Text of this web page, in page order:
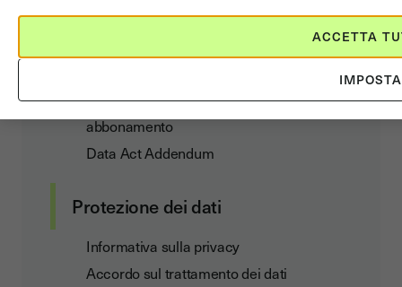
Contratto clienti
Condizioni generali di utilizzo e di
abbonamento
Data Act Addendum
Protezione dei dati
Informativa sulla privacy
Accordo sul trattamento dei dati
IMPOSTA
ACCETTA